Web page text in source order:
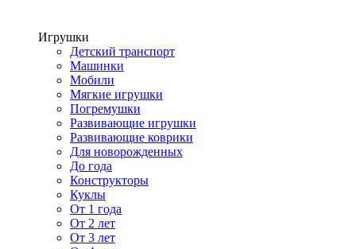
Игрушки
Детский транспорт
Машинки
Мобили
Мягкие игрушки
Погремушки
Развивающие игрушки
Развивающие коврики
Для новорожденных
До года
Конструкторы
Куклы
От 1 года
От 2 лет
От 3 лет